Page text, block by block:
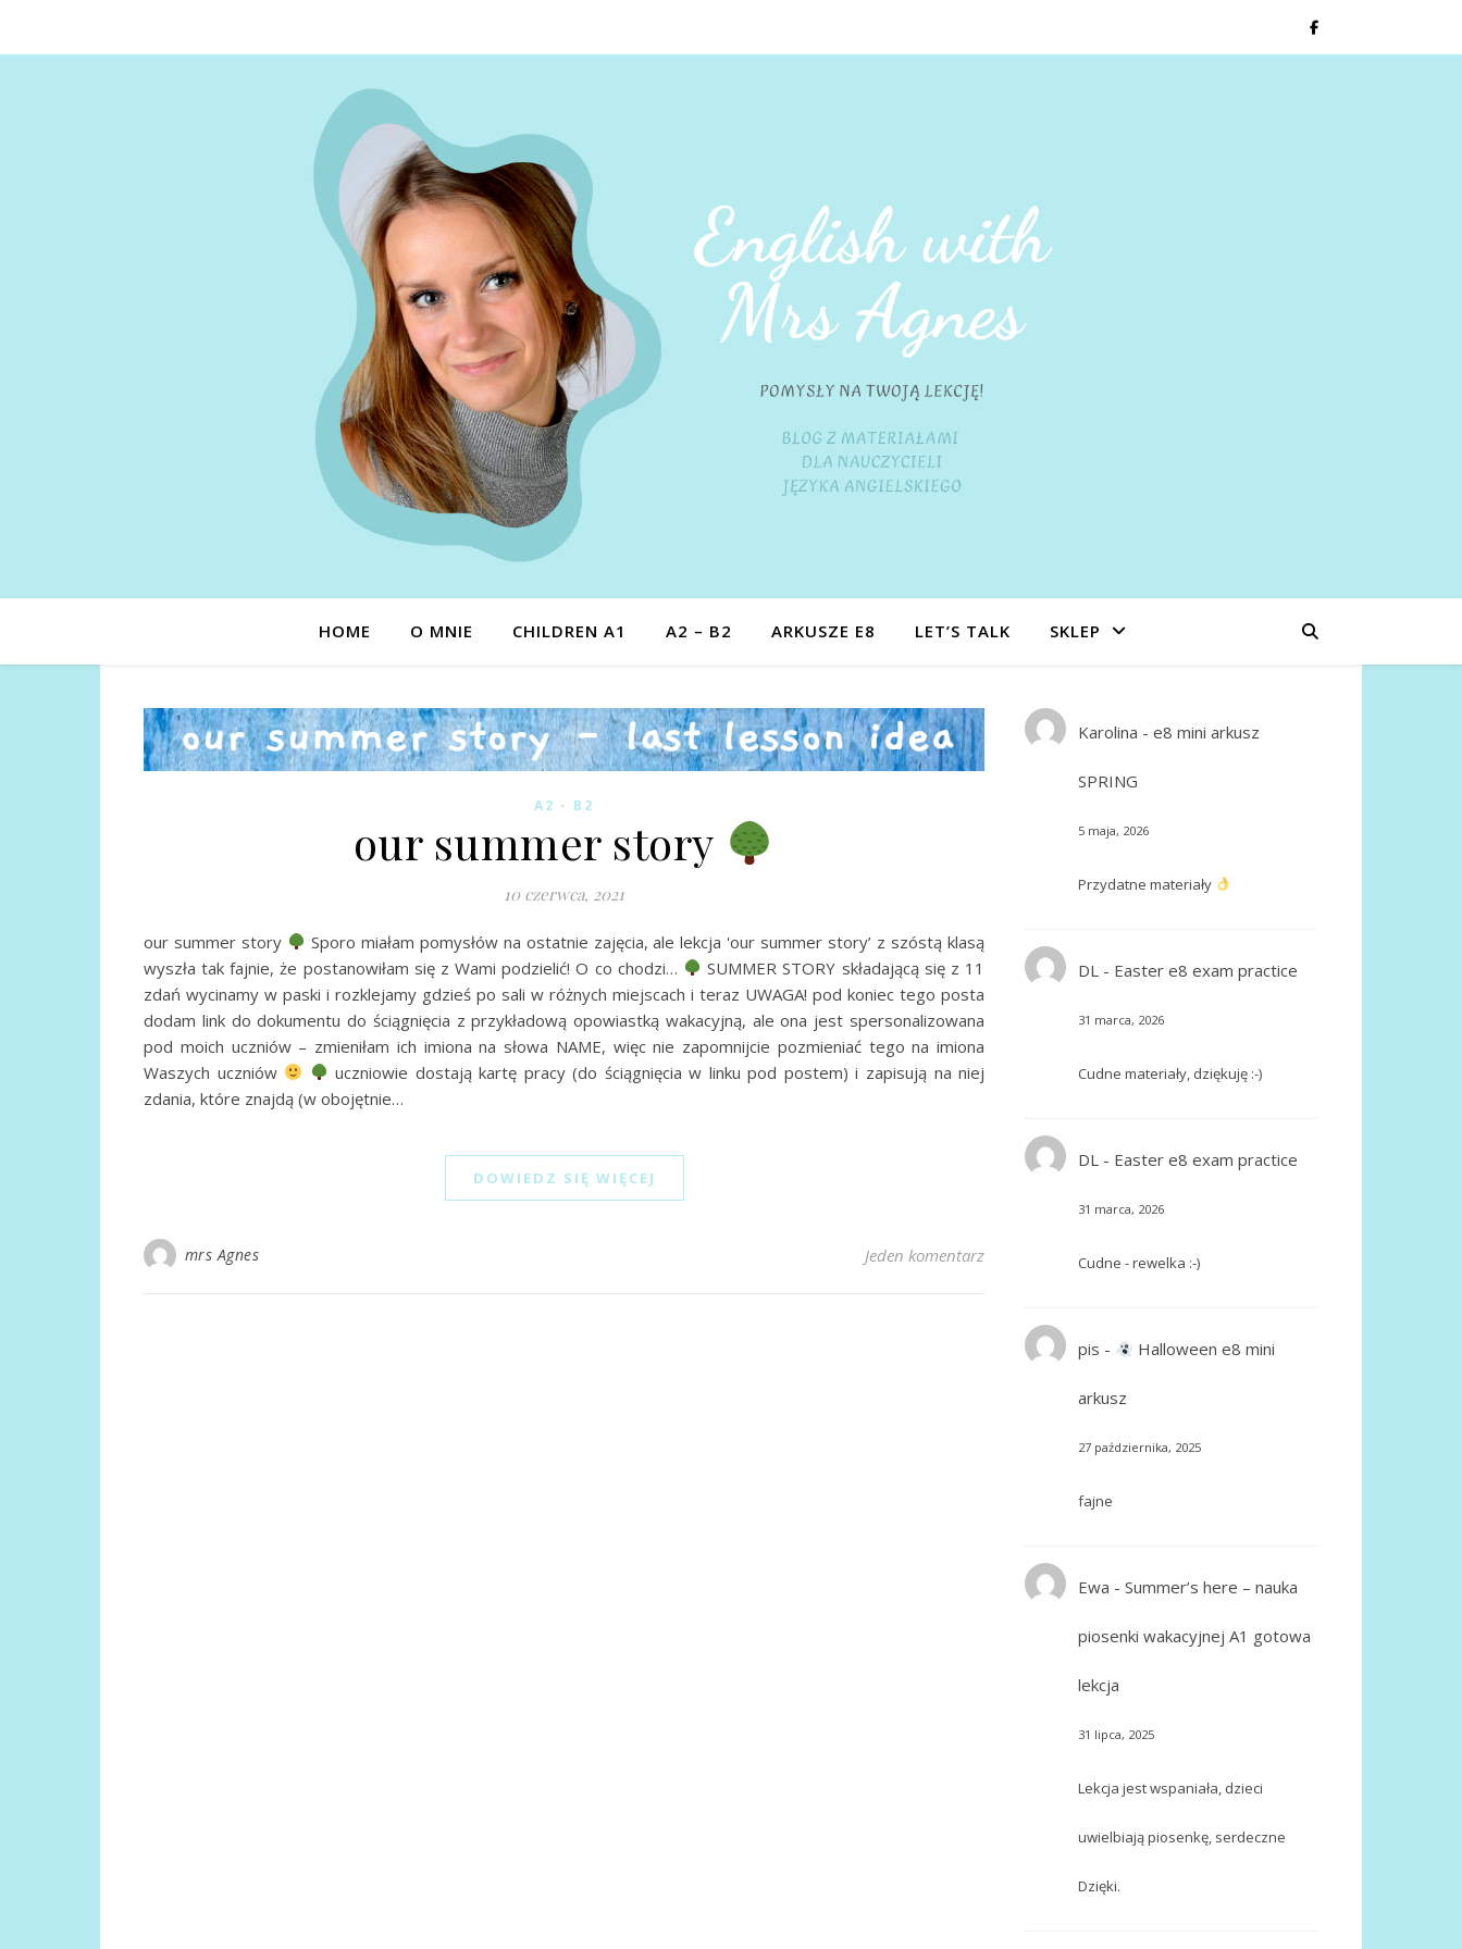
HOME O MNIE CHILDREN A1 A2 – B2 ARKUSZE E8 LET’S TALK SKLEP
A2 - B2
our summer story
10 czerwca, 2021
our summer story
Sporo miałam pomysłów na ostatnie zajęcia, ale lekcja 'our summer story’ z szóstą klasą
wyszła tak fajnie, że postanowiłam się z Wami podzielić! O co chodzi…
SUMMER STORY składającą się z 11
zdań wycinamy w paski i rozklejamy gdzieś po sali w różnych miejscach i teraz UWAGA! pod koniec tego posta
dodam link do dokumentu do ściągnięcia z przykładową opowiastką wakacyjną, ale ona jest spersonalizowana
pod moich uczniów – zmieniłam ich imiona na słowa NAME, więc nie zapomnijcie pozmieniać tego na imiona
Waszych uczniów
uczniowie dostają kartę pracy (do ściągnięcia w linku pod postem) i zapisują na niej
zdania, które znajdą (w obojętnie…
DOWIEDZ SIĘ WIĘCEJ
mrs Agnes Jeden komentarz
Karolina - e8 mini arkusz
SPRING
5 maja, 2026
Przydatne materiały
DL- Easter e8 exam practice
31 marca, 2026
Cudne materiały, dziękuję :-)
DL- Easter e8 exam practice
31 marca, 2026
Cudne - rewelka :-)
pis - Halloween e8 mini
arkusz
27 października, 2025
fajne
Ewa - Summer’s here – nauka
piosenki wakacyjnej A1 gotowa
lekcja
31 lipca, 2025
Lekcja jest wspaniała, dzieci
uwielbiają piosenkę, serdeczne
Dzięki.